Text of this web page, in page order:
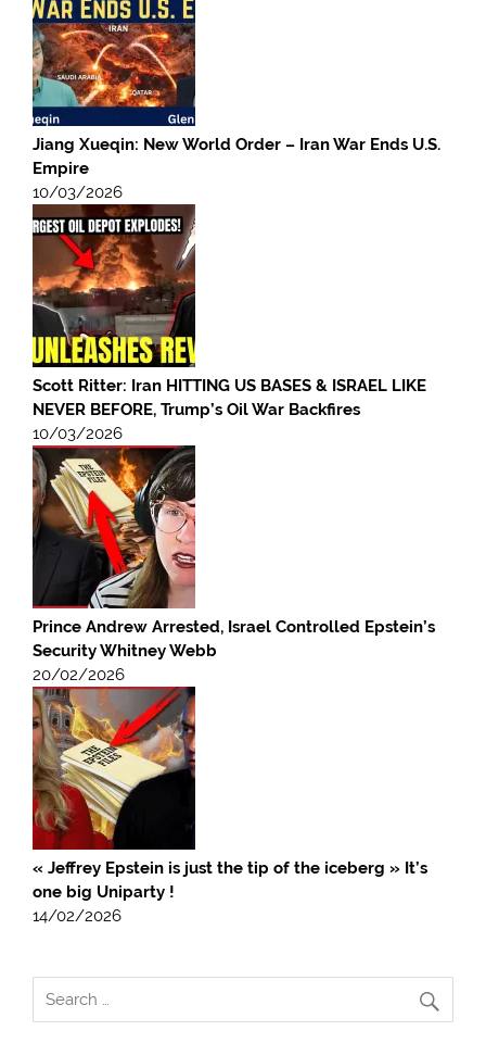
Jiang Xueqin: New World Order – Iran War Ends U.S.
Empire
10/03/2026
Scott Ritter: Iran HITTING US BASES & ISRAEL LIKE
NEVER BEFORE, Trump’s Oil War Backfires
10/03/2026
Prince Andrew Arrested, Israel Controlled Epstein’s
Security Whitney Webb
20/02/2026
« Jeffrey Epstein is just the tip of the iceberg » It’s
one big Uniparty !
14/02/2026